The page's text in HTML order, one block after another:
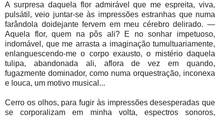
A surpresa daquela flor admirável que me espreita, viva,
pulsátil, veio juntar-se às impressões estranhas que numa
farândola doidejante fervem em meu cérebro delirado. —
Aquela flor, quem na pôs ali? E no sonhar impetuoso,
indomável, que me arrasta a imaginação tumultuariamente,
enlanguescendo-me o corpo exausto, o mistério daquela
tulipa, abandonada ali, aflora de vez em quando,
fugazmente dominador, como numa orquestração, inconexa
e louca, um motivo musical...
Cerro os olhos, para fugir às impressões desesperadas que
se corporalizam em minha volta, espectros sonoros,